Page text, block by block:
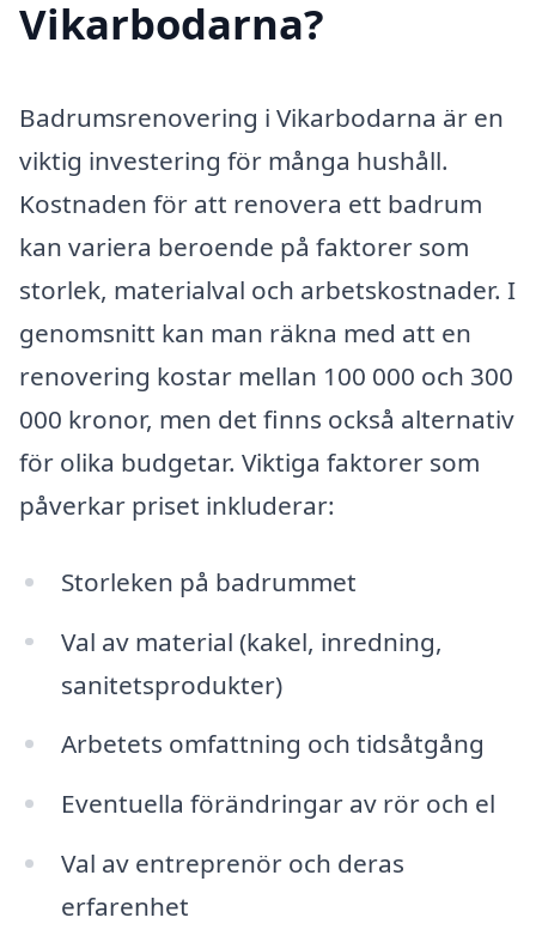
Vikarbodarna?
Badrumsrenovering i Vikarbodarna är en
viktig investering för många hushåll.
Kostnaden för att renovera ett badrum
kan variera beroende på faktorer som
storlek, materialval och arbetskostnader. I
genomsnitt kan man räkna med att en
renovering kostar mellan 100 000 och 300
000 kronor, men det finns också alternativ
för olika budgetar. Viktiga faktorer som
påverkar priset inkluderar:
Storleken på badrummet
Val av material (kakel, inredning,
sanitetsprodukter)
Arbetets omfattning och tidsåtgång
Eventuella förändringar av rör och el
Val av entreprenör och deras
erfarenhet